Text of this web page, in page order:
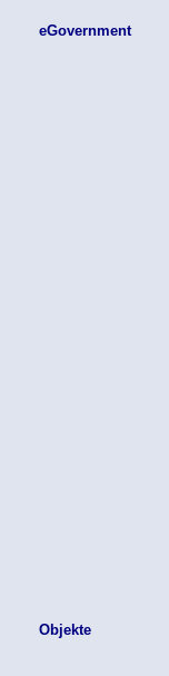
eGovernment
Objekte